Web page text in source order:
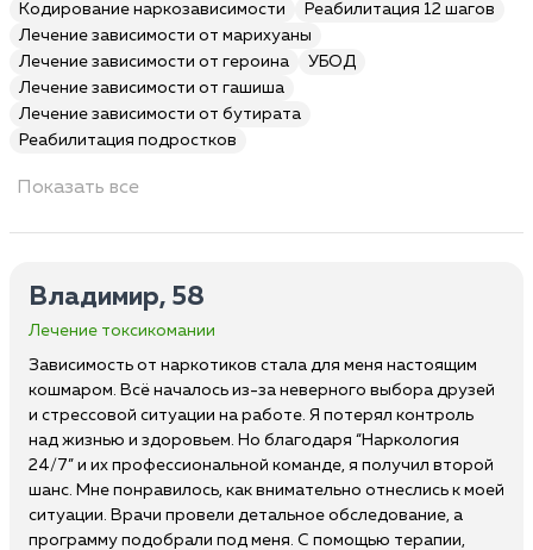
Кодирование наркозависимости
Реабилитация 12 шагов
Лечение зависимости от марихуаны
Лечение зависимости от героина
УБОД
Лечение зависимости от гашиша
Лечение зависимости от бутирата
Реабилитация подростков
Показать все
Владимир, 58
Лечение токсикомании
Зависимость от наркотиков стала для меня настоящим
кошмаром. Всё началось из-за неверного выбора друзей
и стрессовой ситуации на работе. Я потерял контроль
над жизнью и здоровьем. Но благодаря “Наркология
24/7” и их профессиональной команде, я получил второй
шанс. Мне понравилось, как внимательно отнеслись к моей
ситуации. Врачи провели детальное обследование, а
программу подобрали под меня. С помощью терапии,